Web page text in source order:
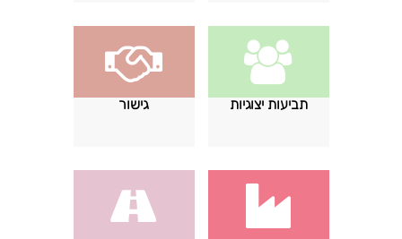
תביעות יצוגיות גישור